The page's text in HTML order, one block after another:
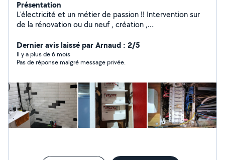
Présentation
L'électricité et un métier de passion !! Intervention sur
de la rénovation ou du neuf , création ,
effectue également,de la plomberie, carrelage, faïence
et divers travaux , multi services !! a votre écoute et
tâche de répondre au plus vite à vos demandes !!
Dernier avis laissé par Arnaud : 2/5
Il y a plus de 6 mois
Pas de réponse malgré message privée.